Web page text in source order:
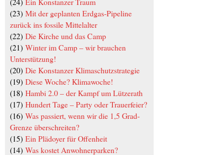
(23) Mit der geplanten Erdgas-Pipeline
zurück ins fossile Mittelalter
(22) Die Kirche und das Camp
(21) Winter im Camp – wir brauchen
Unterstützung!
(20) Die Konstanzer Klimaschutzstrategie
(19) Diese Woche? Klimawoche!
(18) Hambi 2.0 – der Kampf um Lützerath
(17) Hundert Tage – Party oder Trauerfeier?
(16) Was passiert, wenn wir die 1,5 Grad-
Grenze überschreiten?
(15) Ein Plädoyer für Offenheit
(14) Was kostet Anwohnerparken?